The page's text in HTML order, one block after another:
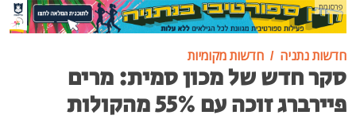
פרסומת
חדשות נתניה חדשות מקומיות
סקר חדש של מכון סמית: מרים
פיירברג זוכה עם 55% מהקולות